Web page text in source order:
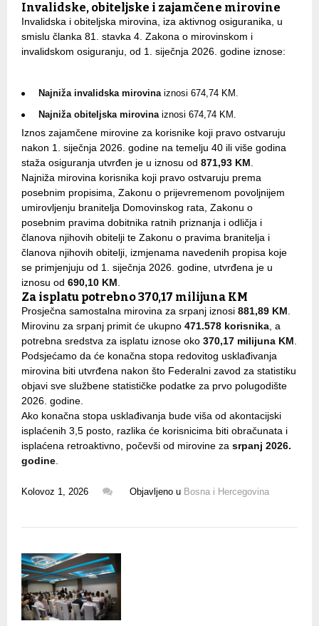
Invalidske, obiteljske i zajamčene mirovine
Invalidska i obiteljska mirovina, iza aktivnog osiguranika, u
smislu članka 81. stavka 4. Zakona o mirovinskom i
invalidskom osiguranju, od 1. siječnja 2026. godine iznose:
Najniža invalidska mirovinaiznosi 674,74 KM.
Najniža obiteljska mirovinaiznosi 674,74 KM.
Iznos zajamčene mirovine za korisnike koji pravo ostvaruju
nakon 1. siječnja 2026. godine na temelju 40 ili više godina
staža osiguranja utvrđen je u iznosu od 871,93 KM.
Najniža mirovina korisnika koji pravo ostvaruju prema
posebnim propisima, Zakonu o prijevremenom povoljnijem
umirovljenju branitelja Domovinskog rata, Zakonu o
posebnim pravima dobitnika ratnih priznanja i odličja i
članova njihovih obitelji te Zakonu o pravima branitelja i
članova njihovih obitelji, izmjenama navedenih propisa koje
se primjenjuju od 1. siječnja 2026. godine, utvrđena je u
iznosu od 690,10 KM.
Za isplatu potrebno 370,17 milijuna KM
Prosječna samostalna mirovina za srpanj iznosi 881,89 KM.
Mirovinu za srpanj primit će ukupno 471.578 korisnika, a
potrebna sredstva za isplatu iznose oko 370,17 milijuna KM.
Podsjećamo da će konačna stopa redovitog usklađivanja
mirovina biti utvrđena nakon što Federalni zavod za statistiku
objavi sve službene statističke podatke za prvo polugodište
2026. godine.
Ako konačna stopa usklađivanja bude viša od akontacijski
isplaćenih 3,5 posto, razlika će korisnicima biti obračunata i
isplaćena retroaktivno, počevši od mirovine za srpanj 2026.
godine.
Kolovoz 1, 2026 Objavljeno u Bosna i Hercegovina